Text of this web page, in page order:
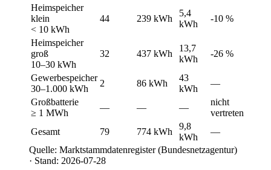
Heimspeicher
klein
< 10 kWh
44 239 kWh
5,4
kWh
-10 %
Heimspeicher
groß
10–30 kWh
32 437 kWh
13,7
kWh
-26 %
Gewerbespeicher
30–1.000 kWh
2 86 kWh
43
kWh
—
Großbatterie
≥ 1 MWh
— — —
nicht
vertreten
Gesamt
79 774 kWh
9,8
kWh
—
Quelle: Marktstammdatenregister (Bundesnetzagentur)
· Stand: 2026-07-28